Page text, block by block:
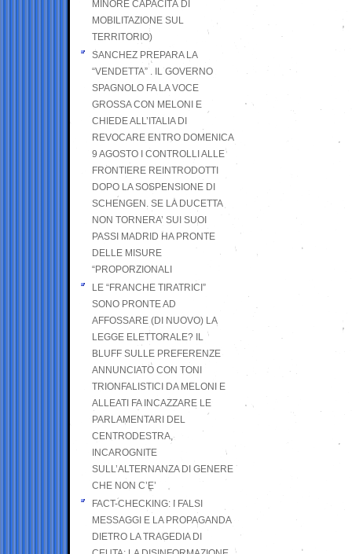
MINORE CAPACITÀ DI
MOBILITAZIONE SUL
TERRITORIO)
SANCHEZ PREPARA LA
“VENDETTA” . IL GOVERNO
SPAGNOLO FA LA VOCE
GROSSA CON MELONI E
CHIEDE ALL’ITALIA DI
REVOCARE ENTRO DOMENICA
9 AGOSTO I CONTROLLI ALLE
FRONTIERE REINTRODOTTI
DOPO LA SOSPENSIONE DI
SCHENGEN. SE LA DUCETTA
NON TORNERA’ SUI SUOI
PASSI MADRID HA PRONTE
DELLE MISURE
“PROPORZIONALI
LE “FRANCHE TIRATRICI”
SONO PRONTE AD
AFFOSSARE (DI NUOVO) LA
LEGGE ELETTORALE? IL
BLUFF SULLE PREFERENZE
ANNUNCIATO CON TONI
TRIONFALISTICI DA MELONI E
ALLEATI FA INCAZZARE LE
PARLAMENTARI DEL
CENTRODESTRA,
INCAROGNITE
SULL’ALTERNANZA DI GENERE
CHE NON C’E’
FACT-CHECKING: I FALSI
MESSAGGI E LA PROPAGANDA
DIETRO LA TRAGEDIA DI